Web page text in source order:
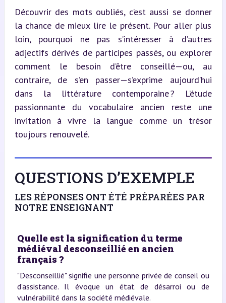
Découvrir des mots oubliés, c’est aussi se donner
la chance de mieux lire le présent. Pour aller plus
loin, pourquoi ne pas s’intéresser à d’autres
adjectifs dérivés de participes passés, ou explorer
comment le besoin d’être conseillé—ou, au
contraire, de s’en passer—s’exprime aujourd’hui
dans la littérature contemporaine ? L’étude
passionnante du vocabulaire ancien reste une
invitation à vivre la langue comme un trésor
toujours renouvelé.
QUESTIONS D’EXEMPLE
LES RÉPONSES ONT ÉTÉ PRÉPARÉES PAR
NOTRE ENSEIGNANT
Quelle est la signification du terme
médiéval desconseillié en ancien
français ?
"Desconseillié" signifie une personne privée de conseil ou
d'assistance. Il évoque un état de désarroi ou de
vulnérabilité dans la société médiévale.